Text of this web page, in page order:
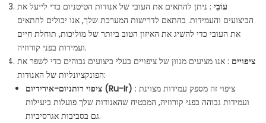
עוֹבִי : ניתן להתאים את העובי של אנודות הטיטניום כדי לייעל את
הביצועים והעמידות. בהתאם לדרישות המערכת שלך, אנו יכולים להתאים
את העובי כדי להשיג את האיזון הטוב ביותר של מוליכות, תוחלת חיים
ועמידות בפני קורוזיה.
ציפויים : אנו מציעים מגוון של ציפויים בעלי ביצועים גבוהים כדי לשפר את
הפונקציונליות של האנודות:
ציפוי רותניום-אירידיום (Ru-Ir) : ציפוי זה מספק עמידות מצוינת
ועמידות גבוהה בפני קורוזיה, המבטיח שהאנודות שלך פועלות ביעילות
גם בסביבות אגרסיביות.